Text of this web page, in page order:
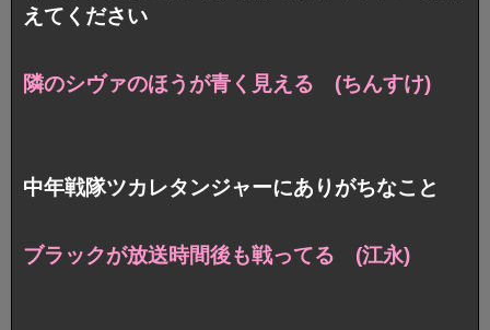
えてください
隣のシヴァのほうが青く見える (ちんすけ)
中年戦隊ツカレタンジャーにありがちなこと
ブラックが放送時間後も戦ってる (江永)